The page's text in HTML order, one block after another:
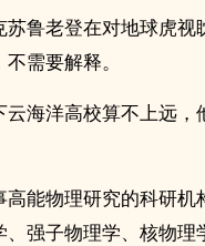
鲁老登在对地球虎
需要解释。
海洋高校算不上远
能物理研究的科研
强子物理学、核物理